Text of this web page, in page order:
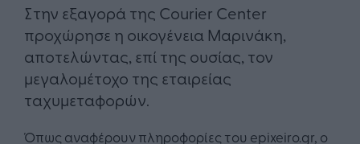
Στην εξαγορά της Courier Center
προχώρησε η οικογένεια Μαρινάκη,
αποτελώντας, επί της ουσίας, τον
μεγαλομέτοχο της εταιρείας
ταχυμεταφορών.
Όπως αναφέρουν πληροφορίες του epixeiro.gr, ο